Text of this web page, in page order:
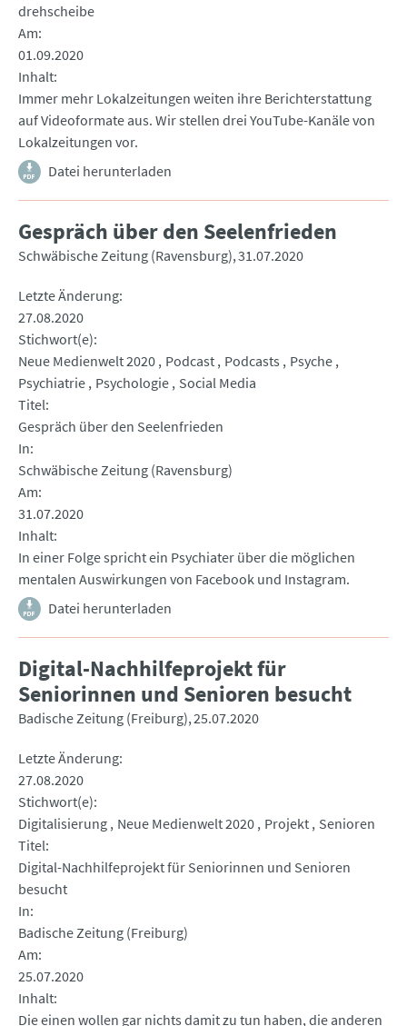
drehscheibe
Am
01.09.2020
Inhalt
Immer mehr Lokalzeitungen weiten ihre Berichterstattung
auf Videoformate aus. Wir stellen drei YouTube-Kanäle von
Lokalzeitungen vor.
Datei herunterladen
Gespräch über den Seelenfrieden
Schwäbische Zeitung (Ravensburg) 31.07.2020
Letzte Änderung
27.08.2020
Stichwort(e)
Neue Medienwelt 2020 Podcast Podcasts
Psyche
Psychiatrie Psychologie Social Media
Titel
Gespräch über den Seelenfrieden
In
Schwäbische Zeitung (Ravensburg)
Am
31.07.2020
Inhalt
In einer Folge spricht ein Psychiater über die möglichen
mentalen Auswirkungen von Facebook und Instagram.
Datei herunterladen
Digital-Nachhilfeprojekt für
Seniorinnen und Senioren besucht
Badische Zeitung (Freiburg) 25.07.2020
Letzte Änderung
27.08.2020
Stichwort(e)
Digitalisierung Neue Medienwelt 2020 Projekt Senioren
Titel
Digital-Nachhilfeprojekt für Seniorinnen und Senioren
besucht
In
Badische Zeitung (Freiburg)
Am
25.07.2020
Inhalt
Die einen wollen gar nichts damit zu tun haben, die anderen